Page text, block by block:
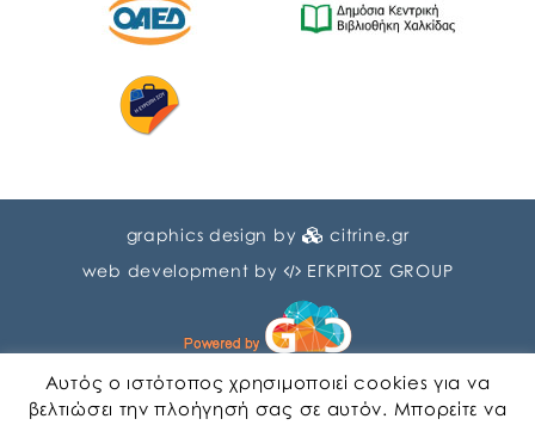
graphics design by
citrine.gr
web development by
ΕΓΚΡΙΤΟΣ GROUP
Αυτός ο ιστότοπος χρησιμοποιεί cookies για να
βελτιώσει την πλοήγησή σας σε αυτόν. Μπορείτε να